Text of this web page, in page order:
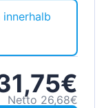
innerhalb
Netto 26,68€